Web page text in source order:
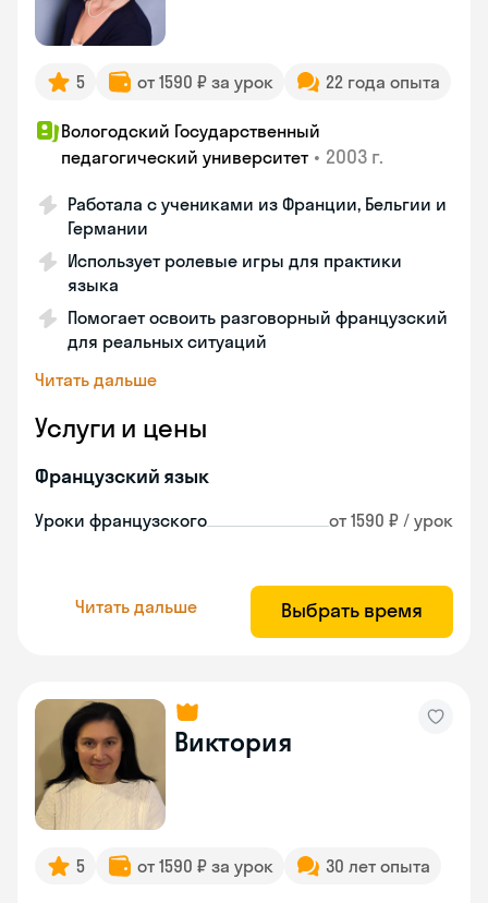
5 от 1590 ₽ за урок 22 года опыта
Вологодский Государственный
педагогический университет • 2003 г.
Работала с учениками из Франции, Бельгии и
Германии
Использует ролевые игры для практики
языка
Помогает освоить разговорный французский
для реальных ситуаций
Читать дальше
Услуги и цены
Французский язык
Уроки французского от 1590 ₽ / урок
Читать дальше Выбрать время
Виктория
5 от 1590 ₽ за урок 30 лет опыта